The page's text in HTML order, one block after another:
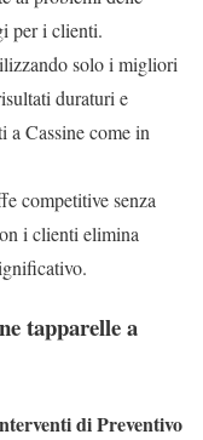
per i clienti.
solo i migliori
duraturi e
a Cassine come in
competitive senza
i clienti elimina
tapparelle a
di Preventivo